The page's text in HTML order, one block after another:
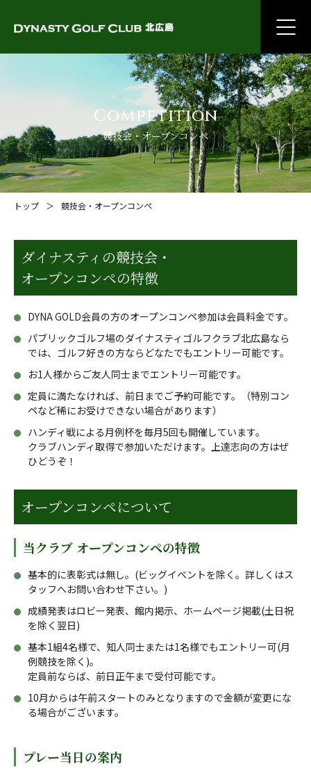
Competition
競技会・オープンコンペ
トップ 競技会・オープンコンペ
ダイナスティの競技会・
オープンコンペの特徴
DYNA GOLD会員の方のオープンコンペ参加は会員料金です。
パブリックゴルフ場のダイナスティゴルフクラブ北広島なら
では、ゴルフ好きの方ならどなたでもエントリー可能です。
お1人様からご友人同士までエントリー可能です。
定員に満たなければ、前日までご予約可能です。
（特別コン
ペなど稀にお受けできない場合があります）
ハンディ戦による月例杯を毎月5回も開催しています。
クラブハンディ取得で参加いただけます。上達志向の方はぜ
ひどうぞ！
オープンコンペについて
当クラブ オープンコンペの特徴
基本的に表彰式は無し。(ビッグイベントを除く。詳しくはス
タッフへお問い合わせ下さい。)
成績発表はロビー発表、館内掲示、ホームページ掲載(土日祝
を除く翌日)
基本1組4名様で、知人同士または1名様でもエントリー可(月
例競技を除く)。
定員前ならば、前日正午まで受付可能です。
10月からは午前スタートのみとなりますので金額が変更にな
る場合がございます。
プレー当日の案内